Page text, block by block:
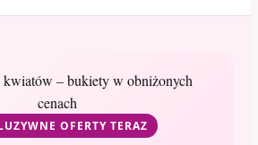
OFERTY TERAZ